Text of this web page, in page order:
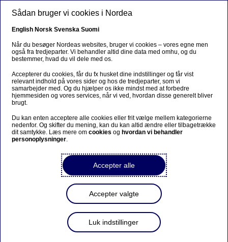
07 JULI 2026
Første halvår 2026:
Stærke afkast trods
geopolitisk uro
Et halvår i to tempi
Ser man tilbage på første halvår 2026, er det svært at
Årets første måneder var præget af usikkerhed og
Sådan bruger vi cookies i Nordea
English Norsk Svenska Suomi
Når du besøger Nordeas websites, bruger vi cookies – vores egne men
også fra tredjeparter. Vi behandler altid dine data med omhu, og du
bestemmer, hvad du vil dele med os.
Accepterer du cookies, får du fx husket dine indstillinger og får vist
relevant indhold på vores sider og hos de tredjeparter, som vi
samarbejder med. Og du hjælper os ikke mindst med at forbedre
hjemmesiden og vores services, når vi ved, hvordan disse generelt bliver
brugt.
Du kan enten acceptere alle cookies eller frit vælge mellem kategorierne
nedenfor. Og skifter du mening, kan du kan altid ændre eller tilbagetrække
dit samtykke. Læs mere omcookies og hvordan vi behandler
personoplysninger.
Accepter alle
Accepter valgte
Luk indstillinger